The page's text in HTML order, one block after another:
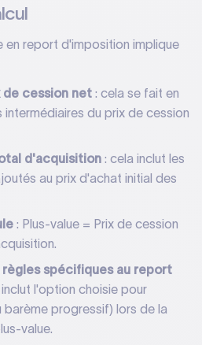
en report d'imposition implique
de cession net : cela se fait en
du prix de cession
d'acquisition : cela inclut les
au prix d'achat initial des
: Plus-value = Prix de cession
spécifiques au report
inclut l'option choisie pour
barème progressif) lors de la
value.